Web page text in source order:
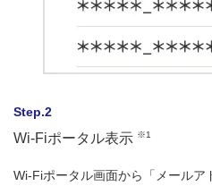
Step.2
Wi-Fiポータル表示 ※1
Wi-Fiポータル画面から「メールア